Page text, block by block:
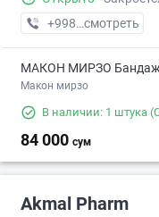
+998 (88) XXX-XX-
смотреть
МАКОН МИРЗО Бандаж
Макон мирзо
В наличии: 1 штука
84 000 сум
Akmal Pharm